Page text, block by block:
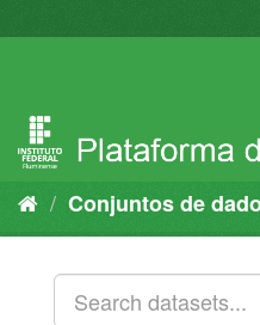
para
Conjuntos de